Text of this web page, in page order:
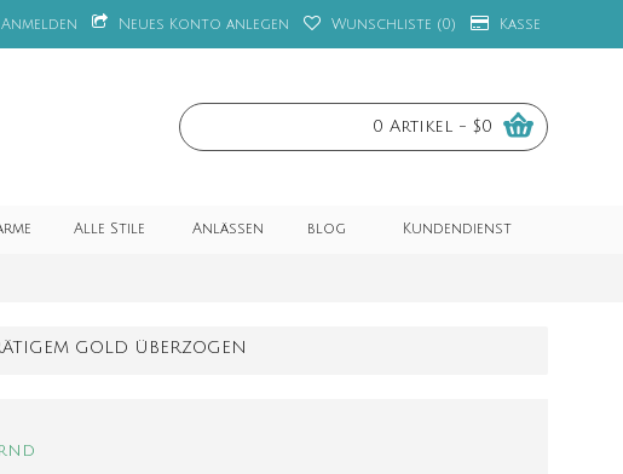
Anmelden Neues Konto anlegen Wunschliste (0) Kasse
0 Artikel - $0
Alle Stile Anlässen blog Kundendienst
GOLD ÜBERZOGEN